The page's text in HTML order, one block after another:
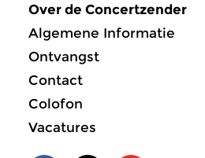
Over de Concertzender
Algemene Informatie
Ontvangst
Contact
Colofon
Vacatures